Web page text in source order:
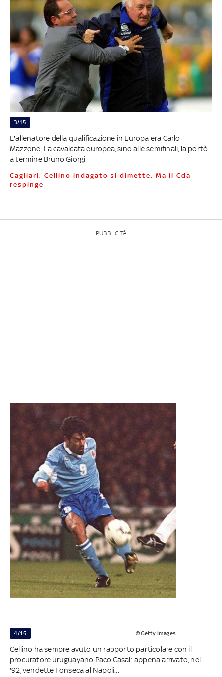
3/15
L'allenatore della qualificazione in Europa era Carlo
Mazzone. La cavalcata europea, sino alle semifinali, la portò
a termine Bruno Giorgi
Cagliari, Cellino indagato si dimette. Ma il Cda
respinge
PUBBLICITÀ
4/15 ©Getty Images
Cellino ha sempre avuto un rapporto particolare con il
procuratore uruguayano Paco Casal: appena arrivato, nel
'92, vendette Fonseca al Napoli...